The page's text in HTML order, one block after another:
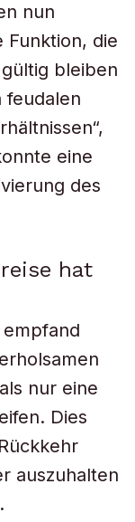
nun
Funktion, die
bleiben
feudalen
eine
des
hat
nur eine
Dies
auszuhalten